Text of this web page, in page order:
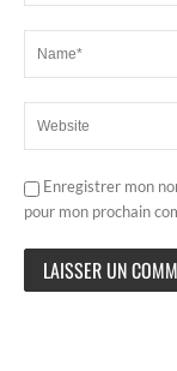
Enregistrer mon
pour mon prochain